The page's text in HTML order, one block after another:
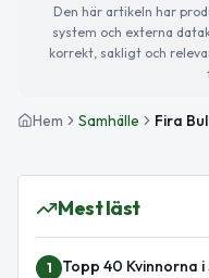
Den här artikeln har
system och externa
korrekt, sakligt och
Hem Samhälle
Mest läst
1 Topp 40 Kvinnorna